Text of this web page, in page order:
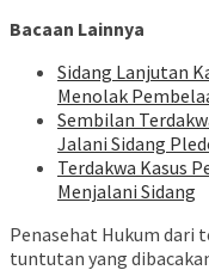
Bacaan Lainnya
Sidang Lanjutan
Menolak
Sembilan
Jalani Sidang
Terdakwa Kasus
Menjalani Sidang
Penasehat Hukum dari
tuntutan yang